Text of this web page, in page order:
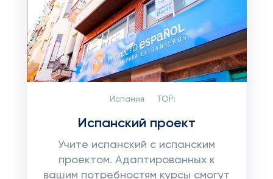
Испания TOP:
Испанский проект
Учите испанский с испанским
проектом. Адаптированных к
вашим потребностям курсы смогут